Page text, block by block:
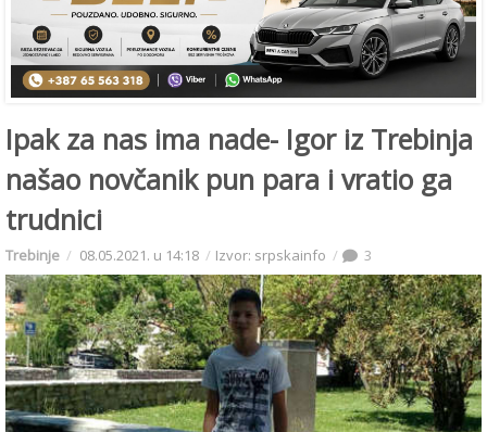
Ipak za nas ima nade- Igor iz Trebinja
našao novčanik pun para i vratio ga
trudnici
Trebinje 08.05.2021. u 14:18 Izvor: srpskainfo 3